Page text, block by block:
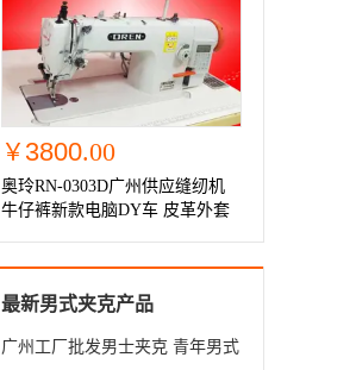
￥ 3800.00
奥玲RN-0303D广州供应缝纫机
牛仔裤新款电脑DY车 皮革外套
最新男式夹克产品
广州工厂批发男士夹克 青年男式